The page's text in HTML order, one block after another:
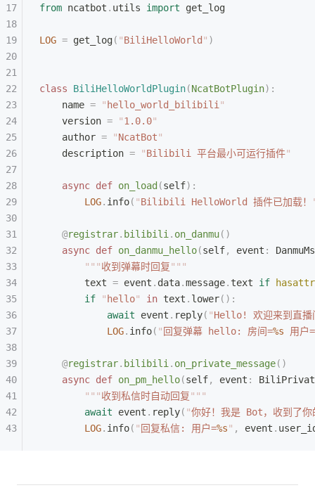
from ncatbot . utils import get_log
LOG = get_log( "BiliHelloWorld " )
class BiliHelloWorldPlugin(NcatBotPlugin):
    name
= " hello_world_bilibili "
    version
= "1.0.0"
    author
= "NcatBot"
    description
= "Bilibili 平台最小可运行插件"
    async
def on_load (self):
        LOG
. info( "Bilibili HelloWorld 插件已加载！
    @
registrar. bilibili . on_danmu()
    async
def on_danmu_hello(self, event :
        """
收到弹幕时回复"""
        text
= event . data.message. text if hasattr
        if
" hello" in text . lower():
            await
event . reply( "Hello! 欢迎来到直播
            LOG
. info( " 回复弹幕 hello: 房间=%s 用户=
    @
registrar. bilibili . on_private_message()
    async
def on_pm_hello(self, event :
        """
收到私信时自动回复"""
        await
event . reply( "你好！我是 Bot，收到了
        LOG
. info( " 回复私信: 用户=%s" , event .